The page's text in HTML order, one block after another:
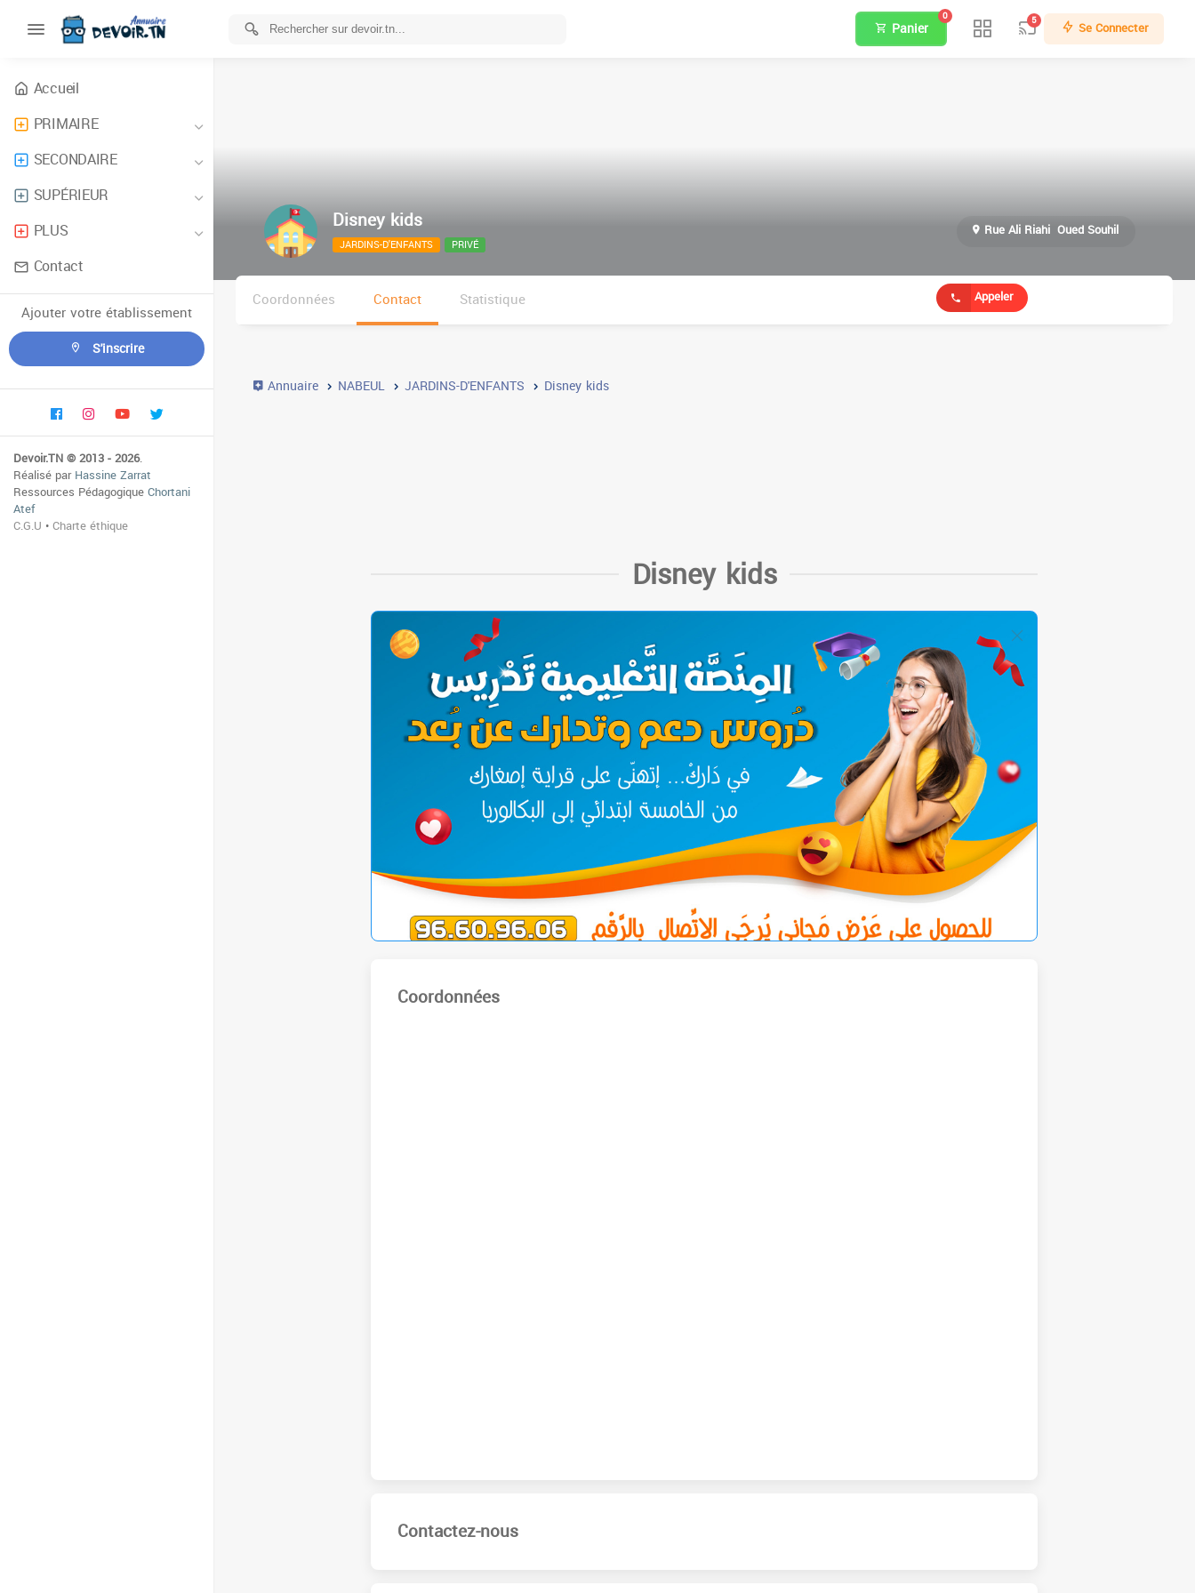
Accueil
PRIMAIRE
SECONDAIRE
SUPÉRIEUR
PLUS
Contact
Ajouter votre établissement
S'inscrire
Devoir.TN © 2013 - 2026.
Réalisé parHassine Zarrat
Ressources PédagogiqueChortani
Atef
C.G.U •Charte éthique
Panier
0 5 Se Connecter
Disney kids
JARDINS-D'ENFANTS PRIVÉ
Rue Ali Riahi  Oued Souhil
Coordonnées Contact Statistique Appeler
Annuaire NABEUL JARDINS-D'ENFANTS Disney kids
Disney kids
Coordonnées
Contactez-nous